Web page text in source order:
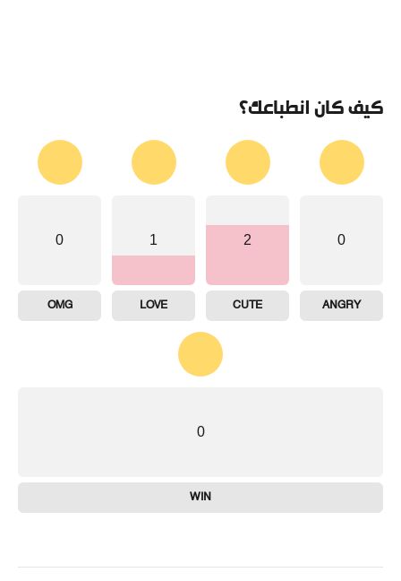
كيف كان انطباعك؟
0
ANGRY
2
CUTE
1
LOVE
0
OMG
0
WIN